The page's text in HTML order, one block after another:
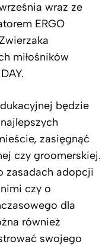
wraz ze
ERGO
miłośników
będzie
zasięgnąć
czy groomerskiej.
zasadach adopcji
czy o
dla
również
swojego